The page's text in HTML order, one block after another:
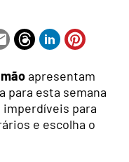
apresentam
para esta semana
imperdíveis para
e escolha o